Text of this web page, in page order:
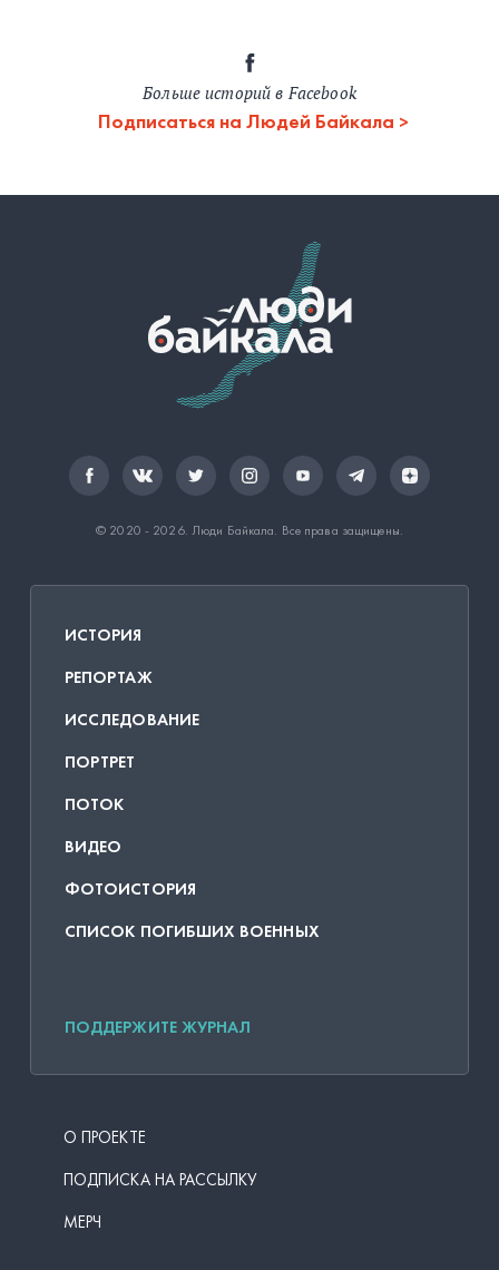
Больше историй в Facebook
Подписаться на Людей Байкала
© 2020 - 2026. Люди Байкала . Все права защищены.
ИСТОРИЯ
РЕПОРТАЖ
ИССЛЕДОВАНИЕ
ПОРТРЕТ
ПОТОК
ВИДЕО
ФОТОИСТОРИЯ
СПИСОК ПОГИБШИХ ВОЕННЫХ
ПОДДЕРЖИТЕ ЖУРНАЛ
О ПРОЕКТЕ
ПОДПИСКА НА РАССЫЛКУ
МЕРЧ